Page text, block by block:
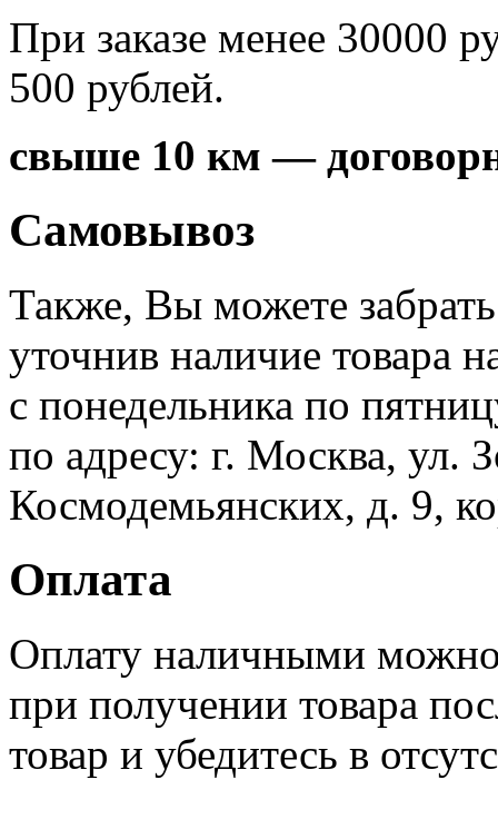
При заказе менее 30000
500 рублей.
свыше 10 км —
Самовывоз
Также, Вы можете
уточнив наличие товара
с понедельника по
по адресу: г. Москва, ул.
Космодемьянских, д. 9,
Оплата
Оплату наличными можно
при получении товара
товар и убедитесь в